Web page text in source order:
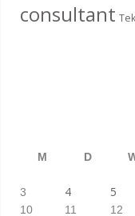
consultant
M
D
3
4 5
10
11 12